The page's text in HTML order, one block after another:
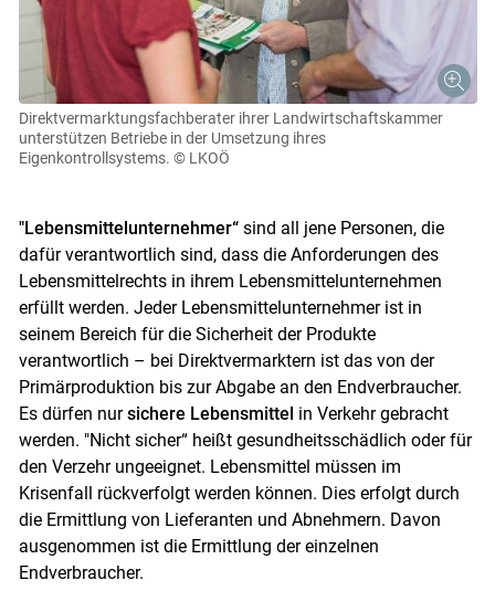
Direktvermarktungsfachberater ihrer Landwirtschaftskammer
unterstützen Betriebe in der Umsetzung ihres
Eigenkontrollsystems. © LKOÖ
"Lebensmittelunternehmer“sind all jene Personen, die
dafür verantwortlich sind, dass die Anforderungen des
Lebensmittelrechts in ihrem Lebensmittelunternehmen
erfüllt werden. Jeder Lebensmittelunternehmer ist in
seinem Bereich für die Sicherheit der Produkte
verantwortlich – bei Direktvermarktern ist das von der
Primärproduktion bis zur Abgabe an den Endverbraucher.
Es dürfen nursichere Lebensmittel in Verkehr gebracht
werden. "Nicht sicher“ heißt gesundheitsschädlich oder für
den Verzehr ungeeignet. Lebensmittel müssen im
Krisenfall rückverfolgt werden können. Dies erfolgt durch
die Ermittlung von Lieferanten und Abnehmern. Davon
ausgenommen ist die Ermittlung der einzelnen
Endverbraucher.